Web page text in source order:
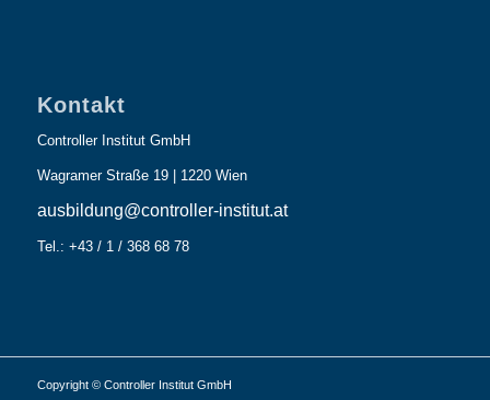
Kontakt
Controller Institut GmbH
Wagramer Straße 19 | 1220 Wien
ausbildung@controller-institut.at
Tel.: +43 / 1 / 368 68 78
Copyright © Controller Institut GmbH